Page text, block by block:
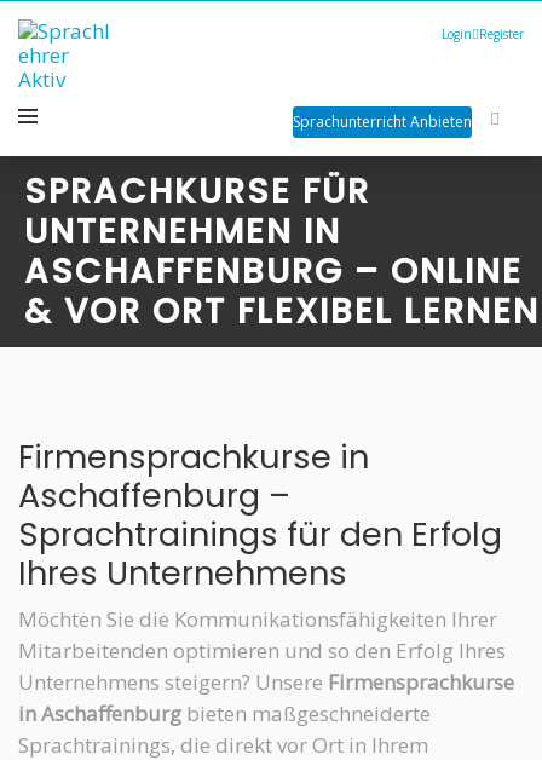
Login Register
Sprachunterricht Anbieten
SPRACHKURSE FÜR
UNTERNEHMEN IN
ASCHAFFENBURG – ONLINE
& VOR ORT FLEXIBEL LERNEN
Firmensprachkurse in
Aschaffenburg –
Sprachtrainings für den Erfolg
Ihres Unternehmens
Möchten Sie die Kommunikationsfähigkeiten Ihrer
Mitarbeitenden optimieren und so den Erfolg Ihres
Unternehmens steigern? Unsere Firmensprachkurse
in Aschaffenburg bieten maßgeschneiderte
Sprachtrainings, die direkt vor Ort in Ihrem